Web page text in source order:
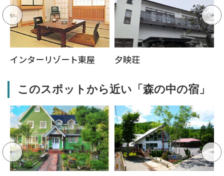
インターリゾート東屋 夕映荘
このスポットから近い「森の中の宿」